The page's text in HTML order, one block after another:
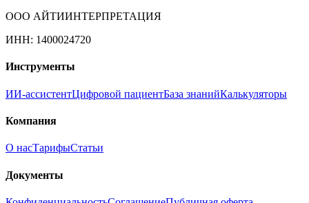
ООО АЙТИИНТЕРПРЕТАЦИЯ
ИНН: 1400024720
Инструменты
ИИ-ассистентЦифровой пациентБаза знанийКалькуляторы
Компания
О насТарифыСтатьи
Документы